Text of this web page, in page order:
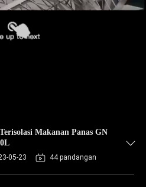
Makanan Panas GN
05-23 44 pandangan